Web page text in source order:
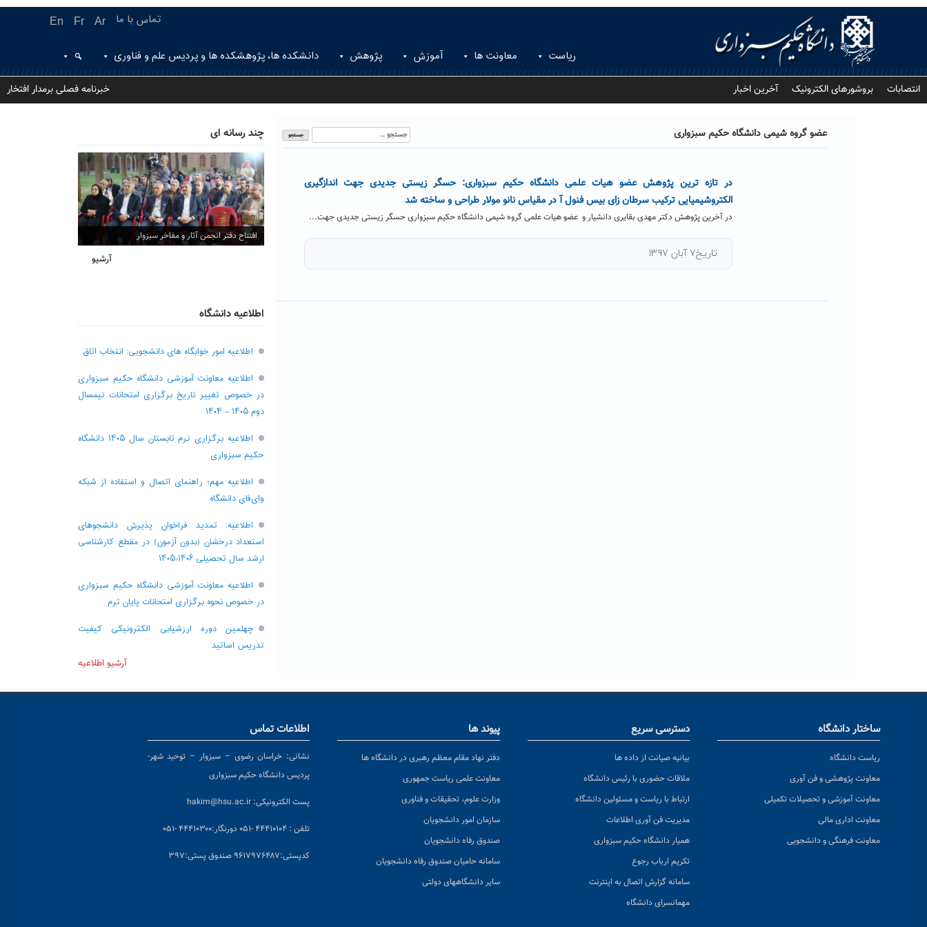
En Fr Ar تماس با ما
ریاست معاونت ها آموزش پژوهش دانشکده ها، پژوهشکده ها و پردیس علم و فناوری
انتصابات بروشورهای الکترونیک آخرین اخبار خبرنامه فصلی برمدار افتخار
عضو گروه شیمی دانشگاه حکیم سبزواری
جستجو
برای:
در تازه ترین پژوهش عضو هیات علمی دانشگاه حکیم سبزواری: حسگر زیستی جدیدی جهت اندازگیری
الکتروشیمیایی ترکیب سرطان زای بیس فنول آ در مقیاس نانو مولار طراحی و ساخته شد
در آخرین پژوهش دکتر مهدی بقایری دانشیار و عضو هیات علمی گروه شیمی دانشگاه حکیم سبزواری حسگر زیستی جدیدی جهت...
تاریخ۷ آبان ۱۳۹۷
چند رسانه ای
افتتاح دفتر انجمن آثار و مفاخر سبزوار
آرشیو
اطلاعیه دانشگاه
اطلاعیه امور خوابگاه های دانشجویی: انتخاب اتاق
اطلاعیه معاونت آموزشی دانشگاه حکیم سبزواری
در خصوص تغییر تاریخ برگزاری امتحانات نیمسال
دوم ۱۴۰۵ – ۱۴۰۴
اطلاعیه برگزاری ترم تابستان سال ۱۴۰۵ دانشگاه
حکیم سبزواری
اطلاعیه مهم؛ راهنمای اتصال و استفاده از شبکه
وای‌فای دانشگاه
اطلاعیه: تمدید فراخوان پذیرش دانشجو‌های
استعداد درخشان (بدون آزمون) در مقطع کارشناسی
ارشد سال تحصیلی ۱۴۰۶-۱۴۰۵
اطلاعیه معاونت آموزشی دانشگاه حکیم سبزواری
در خصوص نحوه برگزاری امتحانات پایان ترم
چهلمین دوره ارزشیابی الکترونیکی کیفیت
تدریس اساتید
آرشیو اطلاعیه
ساختار دانشگاه
ریاست دانشگاه
معاونت پژوهشی و فن آوری
معاونت آموزشی و تحصیلات تکمیلی
معاونت اداری مالی
معاونت فرهنگی و دانشجویی
دسترسی سریع
بیانیه صیانت از داده ها
ملاقات حضوری با رئیس دانشگاه
ارتباط با ریاست و مسئولین دانشگاه
مدیریت فن آوری اطلاعات
همیار دانشگاه حکیم سبزواری
تکریم ارباب رجوع
سامانه گزارش اتصال به اینترنت
مهمانسرای دانشگاه
پیوند ها
دفتر نهاد مقام معظم رهبری در دانشگاه ها
معاونت علمی ریاست جمهوری
وزارت علوم، تحقیقات و فناوری
سازمان امور دانشجویان
صندوق رفاه دانشجویان
سامانه حامیان صندوق رفاه دانشجویان
سایر دانشگاههای دولتی
اطلاعات تماس
نشانی: خراسان رضوی – سبزوار – توحید شهر-
پردیس دانشگاه حکیم سبزواری
پست الکترونیکی: hakim@hsu.ac.ir
تلفن : ۴۴۴۱۰۱۰۴ -۰۵۱ دورنگار:۴۴۴۱۰۳۰۰ -۰۵۱
کدپستی:۹۶۱۷۹۷۶۴۸۷ صندوق پستی:۳۹۷